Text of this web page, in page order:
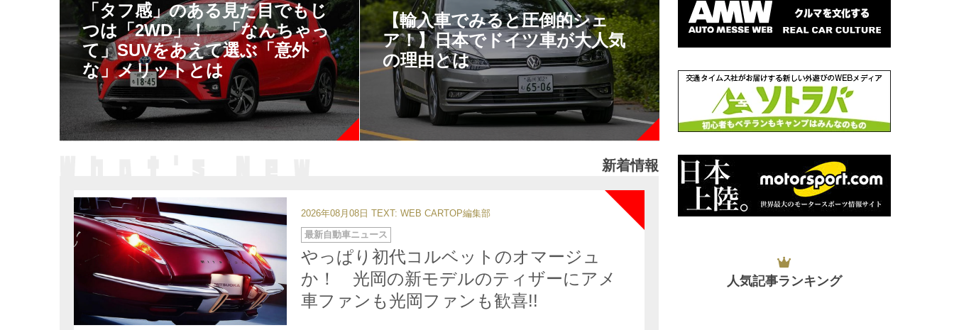
「タフ感」のある見た目でもじ
つは「2WD」！ 「なんちゃっ
て」SUVをあえて選ぶ「意外
な」メリットとは
【輸入車でみると圧倒的シェ
ア！】日本でドイツ車が大人気
の理由とは
新着情報
NEW
2026年08月08日 TEXT: WEB CARTOP編集部
やっぱり初代コルベットのオマージュ
か！ 光岡の新モデルのティザーにアメ
車ファンも光岡ファンも歓喜!!
カ
テ
ゴ
リ
ー
最新自動車ニュース
人気記事ランキング